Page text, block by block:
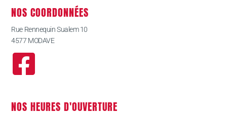
NOS COORDONNÉES
Rue Rennequin Sualem 10
4577 MODAVE
NOS HEURES D'OUVERTURE